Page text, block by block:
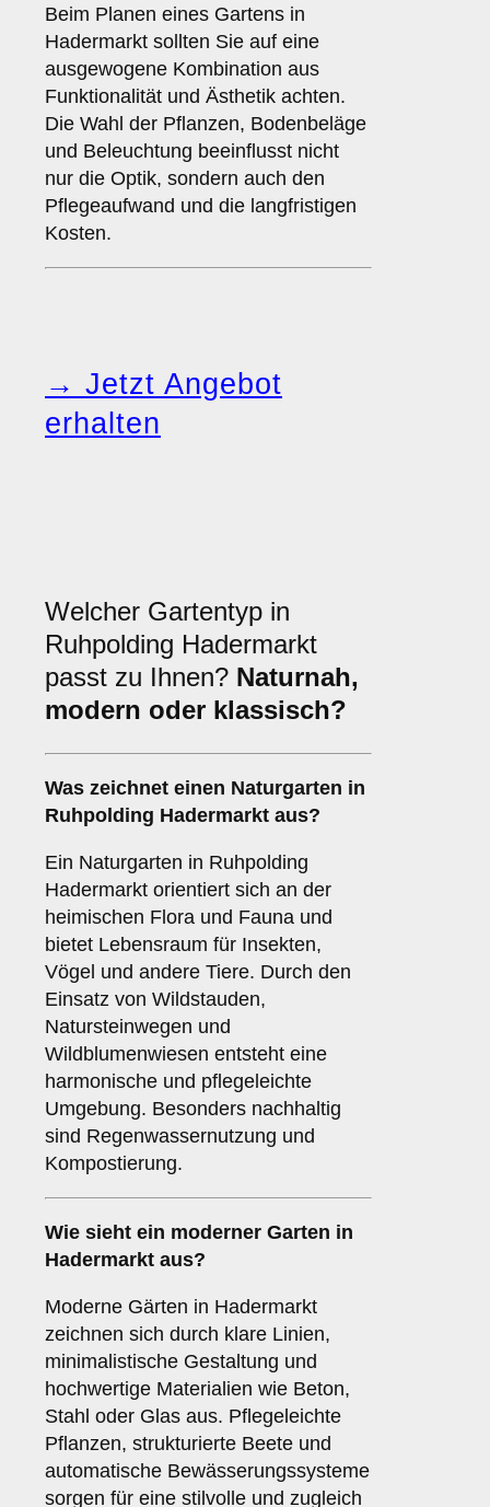
Beim Planen eines Gartens in
Hadermarkt sollten Sie auf eine
ausgewogene Kombination aus
Funktionalität und Ästhetik achten.
Die Wahl der Pflanzen, Bodenbeläge
und Beleuchtung beeinflusst nicht
nur die Optik, sondern auch den
Pflegeaufwand und die langfristigen
Kosten.
→ Jetzt Angebot
erhalten
Welcher Gartentyp in
Ruhpolding Hadermarkt
passt zu Ihnen? Naturnah,
modern oder klassisch?
Was zeichnet einen Naturgarten in
Ruhpolding Hadermarkt aus?
Ein Naturgarten in Ruhpolding
Hadermarkt orientiert sich an der
heimischen Flora und Fauna und
bietet Lebensraum für Insekten,
Vögel und andere Tiere. Durch den
Einsatz von Wildstauden,
Natursteinwegen und
Wildblumenwiesen entsteht eine
harmonische und pflegeleichte
Umgebung. Besonders nachhaltig
sind Regenwassernutzung und
Kompostierung.
Wie sieht ein moderner Garten in
Hadermarkt aus?
Moderne Gärten in Hadermarkt
zeichnen sich durch klare Linien,
minimalistische Gestaltung und
hochwertige Materialien wie Beton,
Stahl oder Glas aus. Pflegeleichte
Pflanzen, strukturierte Beete und
automatische Bewässerungssysteme
sorgen für eine stilvolle und zugleich